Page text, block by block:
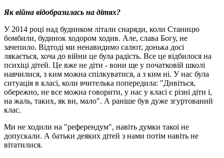
Як війна відобразилась на дітях?
У 2014 році над будинком літали снаряди, коли Станицю
бомбили, будинок ходором ходив. Але, слава Богу, не
зачепило. Відтоді ми ненавидимо салют, донька досі
лякається, хоча до війни це була радість. Все це відбилося на
психіці дітей. Це вже не діти - вони ще у початковій школі
навчилися, з ким можна спілкуватися, а з ким ні. У нас була
ситуація в класі, коли вчителька попередила: "Дивіться,
обережно, не все можна говорити, у нас у класі є різні діти і,
на жаль, таких, як ви, мало". А раніше був дуже згуртований
клас.
Ми не ходили на "референдум", навіть думки такої не
допускали. А батьки деяких дітей з нами потім навіть не
вітатилися.